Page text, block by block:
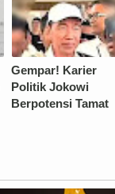
Gempar! Karier
Politik Jokowi
Berpotensi Tamat